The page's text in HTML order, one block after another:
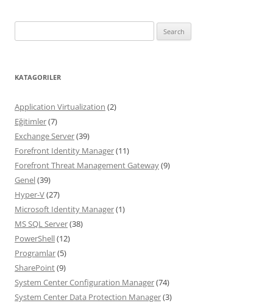
for:
KATAGORILER
Application Virtualization (2)
Eğitimler(7)
Exchange Server(39)
Forefront Identity Manager(11)
Forefront Threat Management Gateway(9)
Genel(39)
Hyper-V(27)
Microsoft Identity Manager(1)
MS SQL Server(38)
PowerShell(12)
Programlar(5)
SharePoint(9)
System Center Configuration Manager(74)
System Center Data Protection Manager(3)